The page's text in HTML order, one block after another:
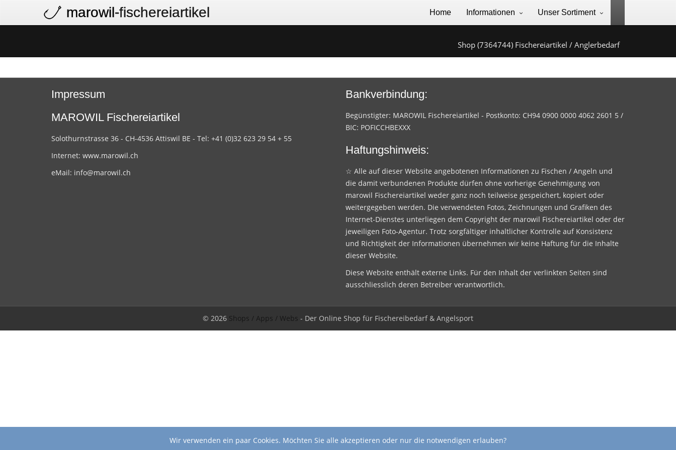
marowil-fischereiartikel Home Informationen Unser Sortiment
Shop (7364744) Fischereiartikel / Anglerbedarf
Impressum
MAROWIL Fischereiartikel
Solothurnstrasse 36 - CH-4536 Attiswil BE - Tel: +41 (0)32 623 29 54 + 55
Internet: www.marowil.ch
eMail: info@marowil.ch
Bankverbindung:
Begünstigter: MAROWIL Fischereiartikel - Postkonto: CH94 0900 0000 4062 2601 5 /
BIC: POFICCHBEXXX
Haftungshinweis:
☆ Alle auf dieser Website angebotenen Informationen zu Fischen / Angeln und
die damit verbundenen Produkte dürfen ohne vorherige Genehmigung von
marowil Fischereiartikel weder ganz noch teilweise gespeichert, kopiert oder
weitergegeben werden. Die verwendeten Fotos, Zeichnungen und Grafiken des
Internet-Dienstes unterliegen dem Copyright der marowil Fischereiartikel oder der
jeweiligen Foto-Agentur. Trotz sorgfältiger inhaltlicher Kontrolle auf Konsistenz
und Richtigkeit der Informationen übernehmen wir keine Haftung für die Inhalte
dieser Website.
Diese Website enthält externe Links. Für den Inhalt der verlinkten Seiten sind
ausschliesslich deren Betreiber verantwortlich.
© 2026 Shops / Apps / Webs - Der Online Shop für Fischereibedarf & Angelsport
Wir verwenden ein paar Cookies. Möchten Sie alle akzeptieren oder nur die notwendigen erlauben?